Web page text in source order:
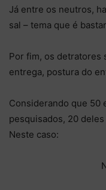
Já entre os neutros,
sal – tema que é
Por fim, os detratores
entrega, postura do
Considerando que 50
pesquisados, 20
Neste caso: